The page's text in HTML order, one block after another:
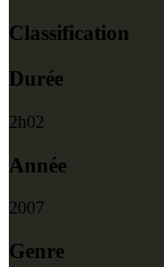
Classification
Durée
2h02
Année
2007
Genre